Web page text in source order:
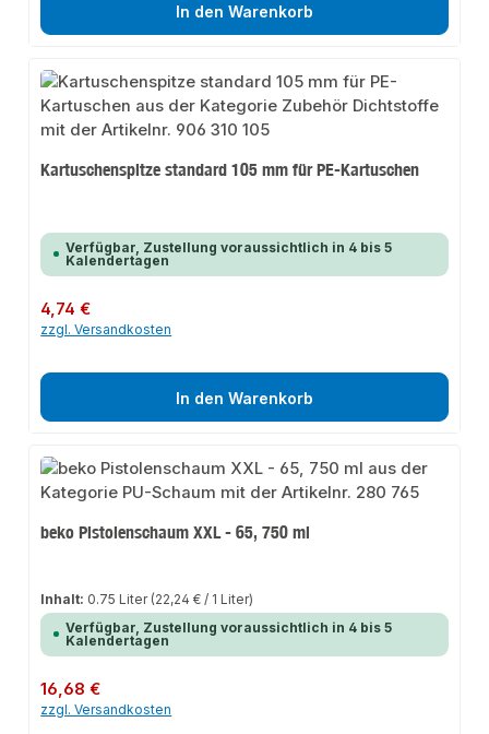
In den Warenkorb
Kartuschenspitze standard 105 mm für PE-Kartuschen
Verfügbar, Zustellung voraussichtlich in 4 bis 5
Kalendertagen
Regulärer Preis:
4,74 €
zzgl. Versandkosten
In den Warenkorb
beko Pistolenschaum XXL - 65, 750 ml
Inhalt: 0.75 Liter (22,24 € / 1 Liter)
Verfügbar, Zustellung voraussichtlich in 4 bis 5
Kalendertagen
Regulärer Preis:
16,68 €
zzgl. Versandkosten